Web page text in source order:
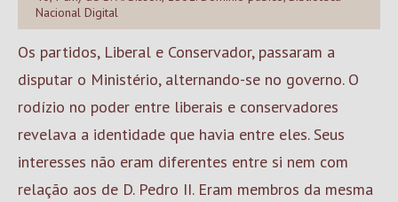
Nacional Digital
Os partidos, Liberal e Conservador, passaram a
disputar o Ministério, alternando-se no governo. O
rodízio no poder entre liberais e conservadores
revelava a identidade que havia entre eles. Seus
interesses não eram diferentes entre si nem com
relação aos de D. Pedro II. Eram membros da mesma